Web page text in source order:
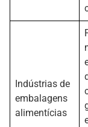
Indústrias de
embalagens
alimentícias